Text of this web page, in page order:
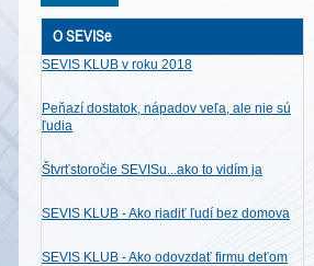
O SEVISe
SEVIS KLUB v roku 2018
Peňazí dostatok, nápadov veľa, ale nie sú
ľudia
Štvrťstoročie SEVISu...ako to vidím ja
SEVIS KLUB - Ako riadiť ľudí bez domova
SEVIS KLUB - Ako odovzdať firmu deťom